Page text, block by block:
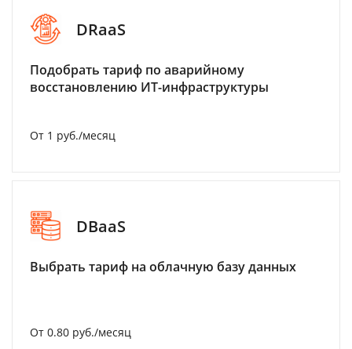
DRaaS
Подобрать тариф по аварийному
восстановлению ИТ-инфраструктуры
От 1 руб./месяц
DBaaS
Выбрать тариф на облачную базу данных
От 0.80 руб./месяц